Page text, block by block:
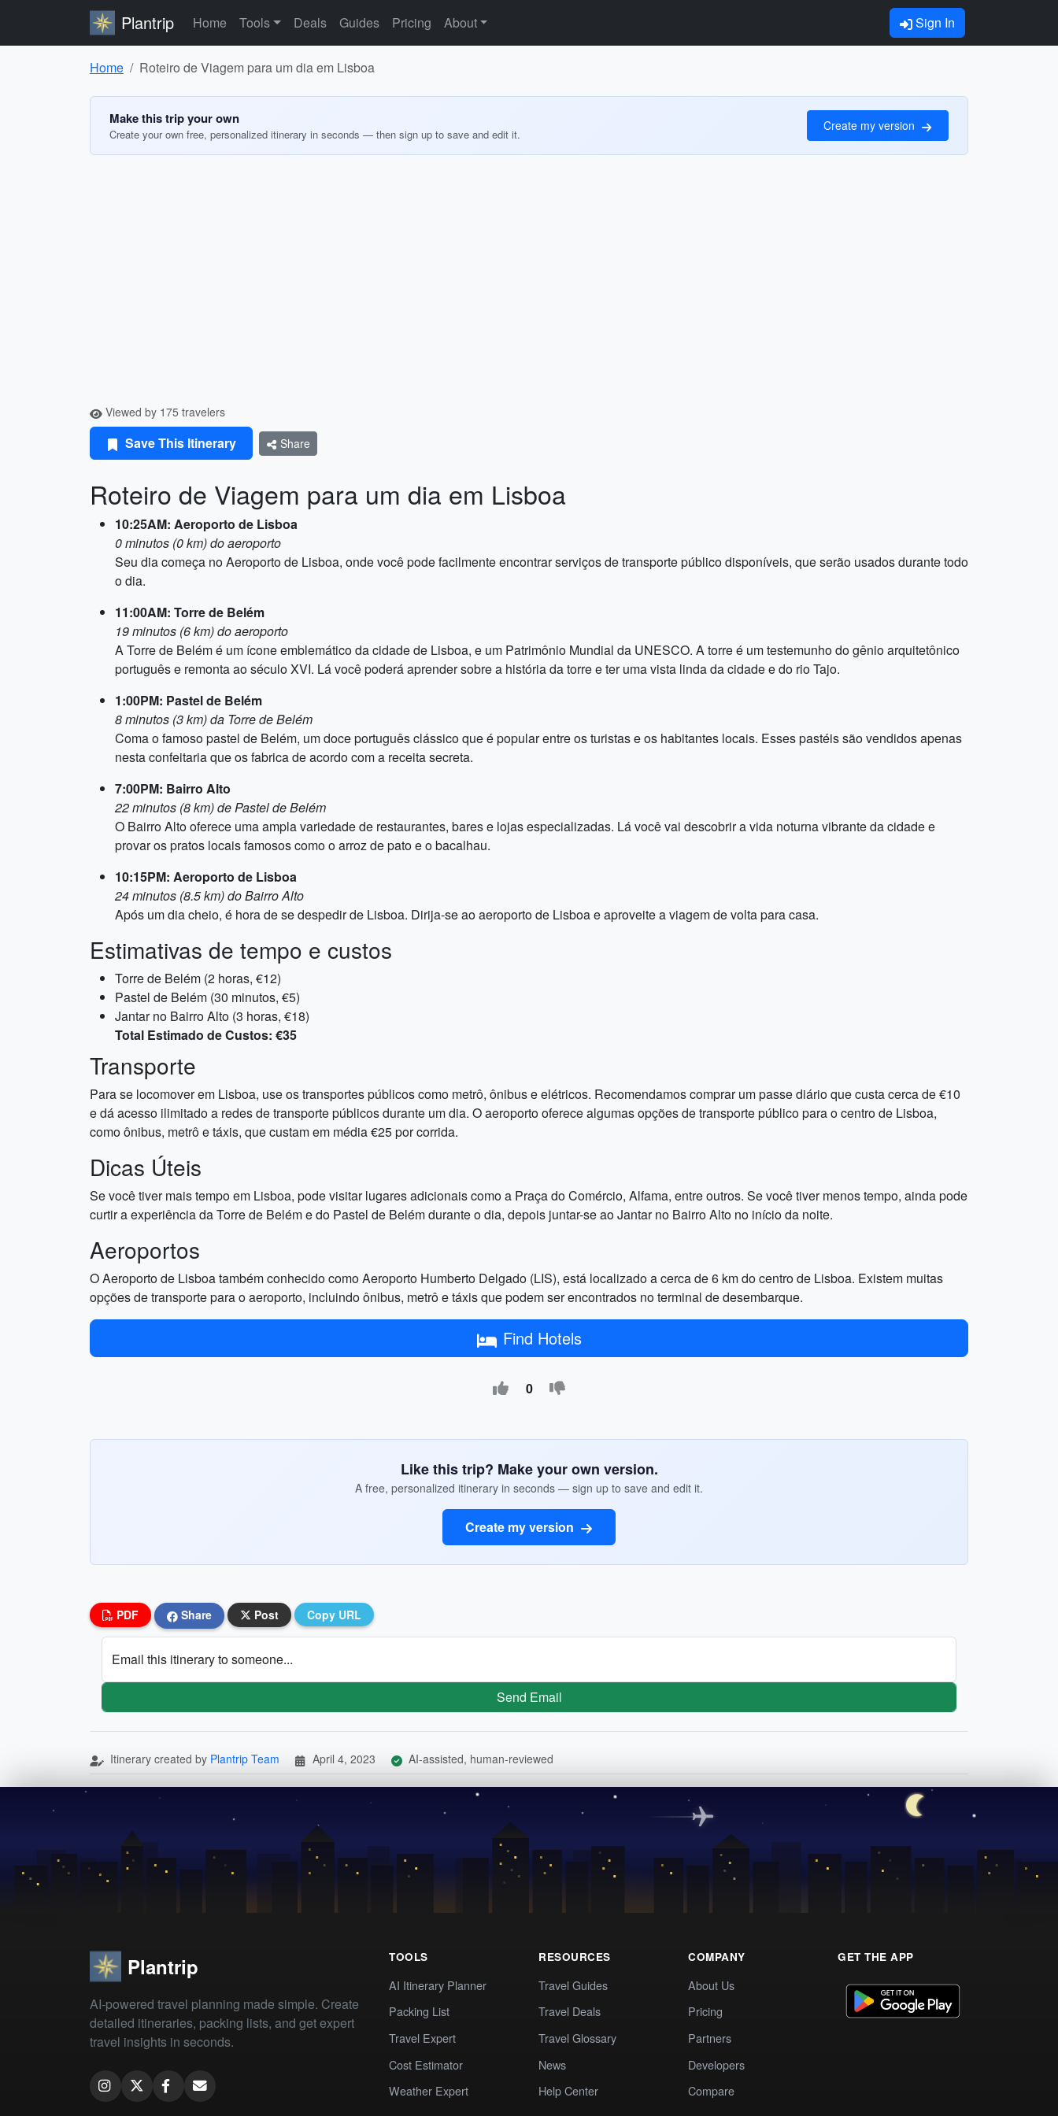
Plantrip Home Tools Deals Guides Pricing About Sign In
Home Roteiro de Viagem para um dia em Lisboa
Make this trip your own
Create your own free, personalized itinerary in seconds — then sign up to save and edit it.
Create my version
Viewed by 175 travelers
Save This Itinerary Share
Roteiro de Viagem para um dia em Lisboa
10:25AM: Aeroporto de Lisboa
0 minutos (0 km) do aeroporto
Seu dia começa no Aeroporto de Lisboa, onde você pode facilmente encontrar serviços de transporte público disponíveis, que serão usados ​​durante todo
o dia.
11:00AM: Torre de Belém
19 minutos (6 km) do aeroporto
A Torre de Belém é um ícone emblemático da cidade de Lisboa, e um Patrimônio Mundial da UNESCO. A torre é um testemunho do gênio arquitetônico
português e remonta ao século XVI. Lá você poderá aprender sobre a história da torre e ter uma vista linda da cidade e do rio Tajo.
1:00PM: Pastel de Belém
8 minutos (3 km) da Torre de Belém
Coma o famoso pastel de Belém, um doce português clássico que é popular entre os turistas e os habitantes locais. Esses pastéis são vendidos apenas
nesta confeitaria que os fabrica de acordo com a receita secreta.
7:00PM: Bairro Alto
22 minutos (8 km) de Pastel de Belém
O Bairro Alto oferece uma ampla variedade de restaurantes, bares e lojas especializadas. Lá você vai descobrir a vida noturna vibrante da cidade e
provar os pratos locais famosos como o arroz de pato e o bacalhau.
10:15PM: Aeroporto de Lisboa
24 minutos (8.5 km) do Bairro Alto
Após um dia cheio, é hora de se despedir de Lisboa. Dirija-se ao aeroporto de Lisboa e aproveite a viagem de volta para casa.
Estimativas de tempo e custos
Torre de Belém (2 horas, €12)
Pastel de Belém (30 minutos, €5)
Jantar no Bairro Alto (3 horas, €18)
Total Estimado de Custos: €35
Transporte
Para se locomover em Lisboa, use os transportes públicos como metrô, ônibus e elétricos. Recomendamos comprar um passe diário que custa cerca de €10
e dá acesso ilimitado a redes de transporte públicos durante um dia. O aeroporto oferece algumas opções de transporte público para o centro de Lisboa,
como ônibus, metrô e táxis, que custam em média €25 por corrida.
Dicas Úteis
Se você tiver mais tempo em Lisboa, pode visitar lugares adicionais como a Praça do Comércio, Alfama, entre outros. Se você tiver menos tempo, ainda pode
curtir a experiência da Torre de Belém e do Pastel de Belém durante o dia, depois juntar-se ao Jantar no Bairro Alto no início da noite.
Aeroportos
O Aeroporto de Lisboa também conhecido como Aeroporto Humberto Delgado (LIS), está localizado a cerca de 6 km do centro de Lisboa. Existem muitas
opções de transporte para o aeroporto, incluindo ônibus, metrô e táxis que podem ser encontrados no terminal de desembarque.
Find Hotels
0
Like this trip? Make your own version.
A free, personalized itinerary in seconds — sign up to save and edit it.
Create my version
PDF Share Post Copy URL
Email this itinerary to someone...
Send Email
Itinerary created by Plantrip Team April 4, 2023 AI-assisted, human-reviewed
Plantrip
AI-powered travel planning made simple. Create
detailed itineraries, packing lists, and get expert
travel insights in seconds.
TOOLS
AI Itinerary Planner
Packing List
Travel Expert
Cost Estimator
Weather Expert
RESOURCES
Travel Guides
Travel Deals
Travel Glossary
News
Help Center
COMPANY
About Us
Pricing
Partners
Developers
Compare
GET THE APP